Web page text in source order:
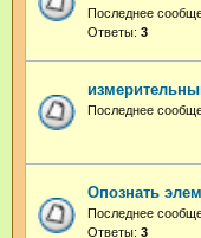
Последнее
Ответы: 3
Последнее
Опознать
Последнее
Ответы: 3